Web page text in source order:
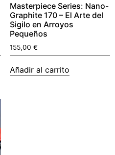
Masterpiece Series: Nano-
Graphite 170 – El Arte del
Sigilo en Arroyos
Pequeños
155,00 €
Añadir al carrito